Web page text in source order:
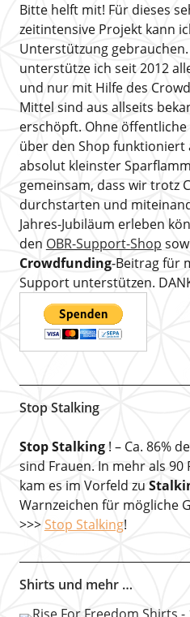
Bitte helft mit! Für dieses
zeitintensive Projekt kann
Unterstützung
unterstütze ich seit 2012
und nur mit Hilfe des
Mittel sind aus allseits
erschöpft. Ohne
über den Shop funktioniert
absolut kleinster
gemeinsam, dass wir trotz
durchstarten und
Jahres-Jubiläum erleben
den OBR-Support-Shop
Crowdfunding-Beitrag für
Support unterstützen.
Stop Stalking
Stop Stalking! – Ca. 86%
sind Frauen. In mehr als 90
kam es im Vorfeld zu
Warnzeichen für mögliche
>>> Stop Stalking!
Shirts und mehr …